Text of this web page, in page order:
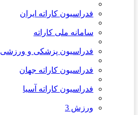
فدراسیون کاراته ایران
سامانه ملی کاراته
فدراسیون پزشکی و ورزشی
فدراسیون کاراته جهان
فدراسیون کاراته آسیا
ورزش 3